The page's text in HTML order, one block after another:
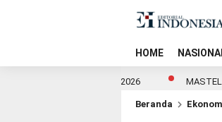
HOME
MASTEL Ajak Platform
Beranda